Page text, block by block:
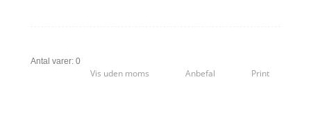
Antal varer: 0
Vis uden moms Anbefal Print